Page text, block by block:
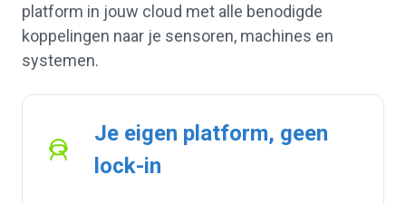
platform in jouw cloud met alle benodigde
koppelingen naar je sensoren, machines en
systemen.
Je eigen platform, geen
lock-in